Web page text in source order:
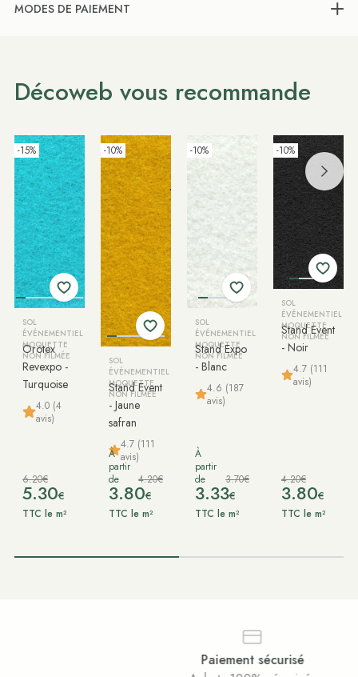
MODES DE PAIEMENT
Décoweb vous recommande
-15%
SOL
ÉVÉNEMENTIEL
MOQUETTE
NON FILMÉE
Orotex
Revexpo -
Turquoise
4.0 (4
avis)
6.20€
5.30€
TTC le m²
-10%
SOL
ÉVÉNEMENTIEL
MOQUETTE
NON FILMÉE
Stand Event
- Jaune
safran
4.7 (111
avis)
À
partir
de
4.20€
3.80€
TTC le m²
-10%
SOL
ÉVÉNEMENTIEL
MOQUETTE
NON FILMÉE
Stand Expo
- Blanc
4.6 (187
avis)
À
partir
de
3.70€
3.33€
TTC le m²
-10%
SOL
ÉVÉNEMENTIEL
MOQUETTE
NON FILMÉE
Stand Event
- Noir
4.7 (111
avis)
4.20€
3.80€
TTC le m²
Paiement sécurisé